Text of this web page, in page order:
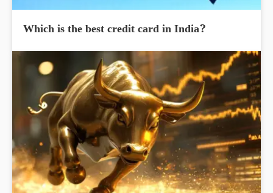
Which is the best credit card in India?